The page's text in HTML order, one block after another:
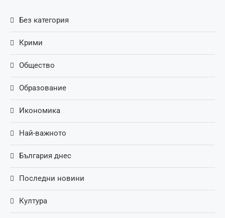
Без категория
Крими
Общество
Образование
Икономика
Най-важното
България днес
Последни новини
Култура